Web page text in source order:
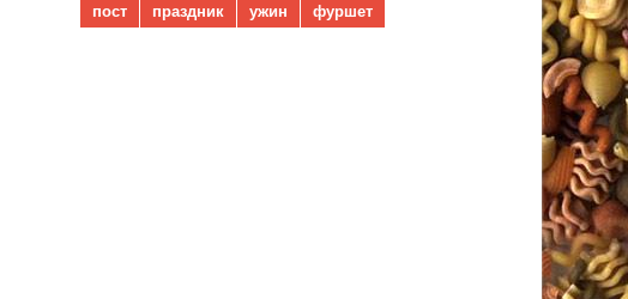
пост
праздник ужин фуршет